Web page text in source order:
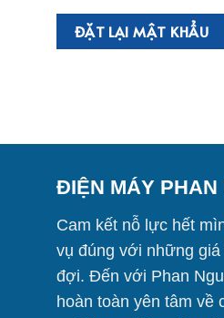
ĐẶT LẠI MẬT KHẨU
ĐIỆN MÁY PHAN
Cam kết nỗ lực hết
vụ đúng với những
đợi. Đến với Phan
hoàn toàn yên tâm về